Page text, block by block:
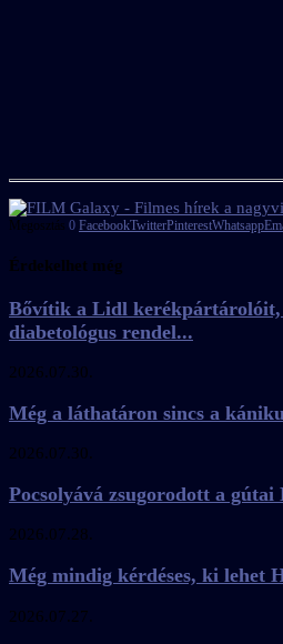
Megosztás 0 FacebookTwitterPinterestWhatsapp
Érdekelhet még
Bővítik a Lidl
diabetológus rendel...
2026.07.30.
Még a láthatáron sincs a
2026.07.30.
Pocsolyává zsugorodott a gútai
2026.07.28.
Még mindig kérdéses, ki lehet
2026.07.27.